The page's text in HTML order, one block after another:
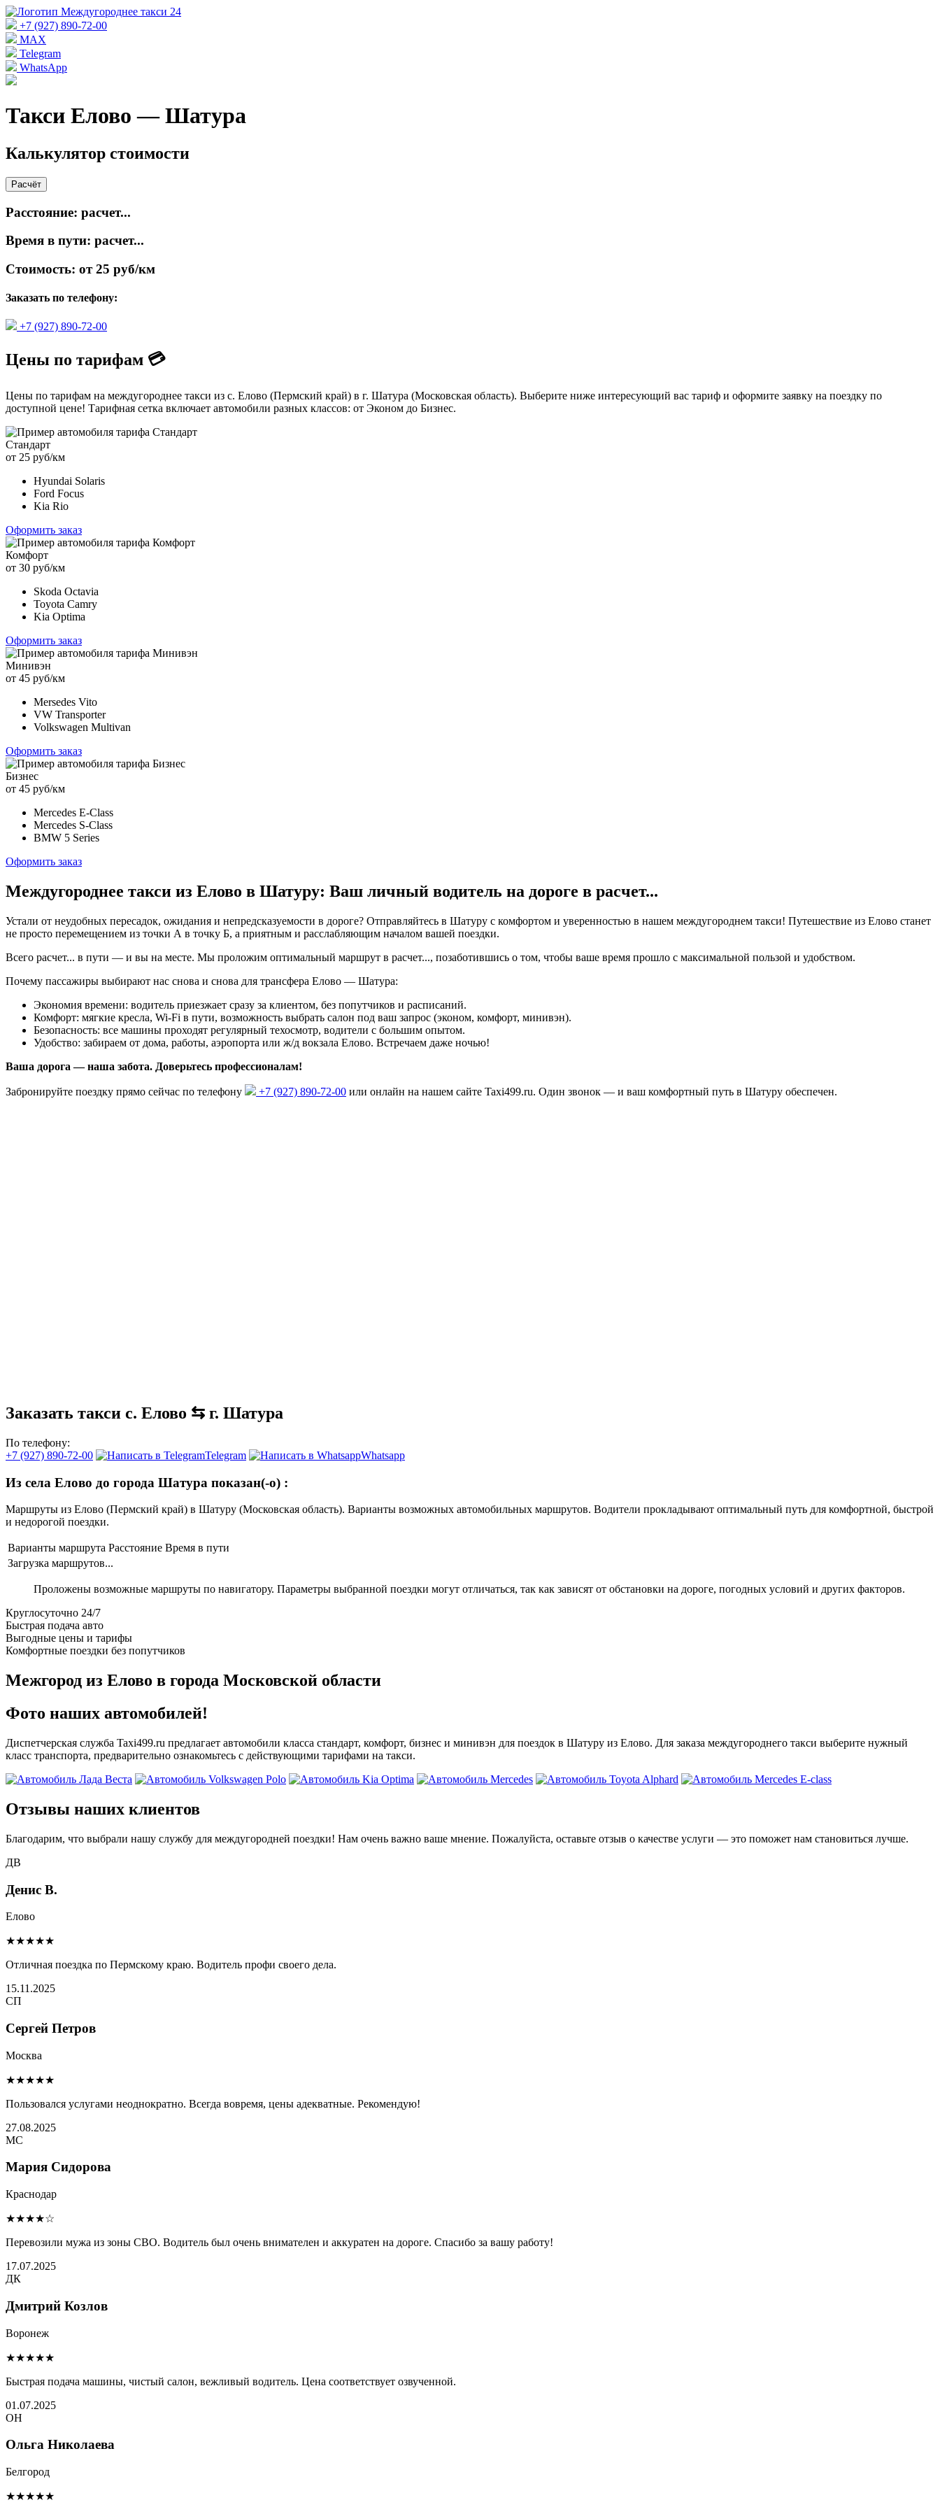
+7 (927) 890-72-00
MAX
Telegram
WhatsApp
Такси Елово — Шатура
Калькулятор стоимости
Расчёт
Расстояние: расчет...
Время в пути: расчет...
Стоимость: от 25 руб/км
Заказать по телефону:
+7 (927) 890-72-00
Цены по тарифам 💳
Цены по тарифам на междугороднее такси из с. Елово (Пермский край) в г. Шатура (Московская область). Выберите ниже интересующий вас тариф и оформите заявку на поездку по
доступной цене! Тарифная сетка включает автомобили разных классов: от Эконом до Бизнес.
Стандарт
от 25 руб/км
Hyundai Solaris
Ford Focus
Kia Rio
Оформить заказ
Комфорт
от 30 руб/км
Skoda Octavia
Toyota Camry
Kia Optima
Оформить заказ
Минивэн
от 45 руб/км
Mersedes Vito
VW Transporter
Volkswagen Multivan
Оформить заказ
Бизнес
от 45 руб/км
Mercedes E-Class
Mercedes S-Class
BMW 5 Series
Оформить заказ
Междугороднее такси из Елово в Шатуру: Ваш личный водитель на дороге в расчет...
Устали от неудобных пересадок, ожидания и непредсказуемости в дороге? Отправляйтесь в Шатуру с комфортом и уверенностью в нашем междугороднем такси! Путешествие из Елово станет
не просто перемещением из точки А в точку Б, а приятным и расслабляющим началом вашей поездки.
Всего расчет... в пути — и вы на месте. Мы проложим оптимальный маршрут в расчет..., позаботившись о том, чтобы ваше время прошло с максимальной пользой и удобством.
Почему пассажиры выбирают нас снова и снова для трансфера Елово — Шатура:
Экономия времени: водитель приезжает сразу за клиентом, без попутчиков и расписаний.
Комфорт: мягкие кресла, Wi-Fi в пути, возможность выбрать салон под ваш запрос (эконом, комфорт, минивэн).
Безопасность: все машины проходят регулярный техосмотр, водители с большим опытом.
Удобство: забираем от дома, работы, аэропорта или ж/д вокзала Елово. Встречаем даже ночью!
Ваша дорога — наша забота. Доверьтесь профессионалам!
Забронируйте поездку прямо сейчас по телефону +7 (927) 890-72-00 или онлайн на нашем сайте Taxi499.ru. Один звонок — и ваш комфортный путь в Шатуру обеспечен.
Заказать такси с. Елово ⇆ г. Шатура
По телефону:
+7 (927) 890-72-00
Telegram Whatsapp
Из села Елово до города Шатура показан(-о) :
Маршруты из Елово (Пермский край) в Шатуру (Московская область). Варианты возможных автомобильных маршрутов. Водители прокладывают оптимальный путь для комфортной, быстрой
и недорогой поездки.
Варианты маршрута Расстояние Время в пути
Загрузка маршрутов...
Проложены возможные маршруты по навигатору. Параметры выбранной поездки могут отличаться, так как зависят от обстановки на дороге, погодных условий и других факторов.
Круглосуточно 24/7
Быстрая подача авто
Выгодные цены и тарифы
Комфортные поездки без попутчиков
Межгород из Елово в города Московской области
Фото наших автомобилей!
Диспетчерская служба Taxi499.ru предлагает автомобили класса стандарт, комфорт, бизнес и минивэн для поездок в Шатуру из Елово. Для заказа междугороднего такси выберите нужный
класс транспорта, предварительно ознакомьтесь с действующими тарифами на такси.
Отзывы наших клиентов
Благодарим, что выбрали нашу службу для междугородней поездки! Нам очень важно ваше мнение. Пожалуйста, оставьте отзыв о качестве услуги — это поможет нам становиться лучше.
ДВ
Денис В.
Елово
★★★★★
Отличная поездка по Пермскому краю. Водитель профи своего дела.
15.11.2025
СП
Сергей Петров
Москва
★★★★★
Пользовался услугами неоднократно. Всегда вовремя, цены адекватные. Рекомендую!
27.08.2025
МС
Мария Сидорова
Краснодар
★★★★☆
Перевозили мужа из зоны СВО. Водитель был очень внимателен и аккуратен на дороге. Спасибо за вашу работу!
17.07.2025
ДК
Дмитрий Козлов
Воронеж
★★★★★
Быстрая подача машины, чистый салон, вежливый водитель. Цена соответствует озвученной.
01.07.2025
ОН
Ольга Николаева
Белгород
★★★★★